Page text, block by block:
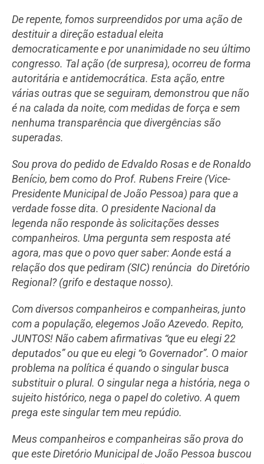
De repente, fomos surpreendidos por uma ação de
destituir a direção estadual eleita
democraticamente e por unanimidade no seu último
congresso. Tal ação (de surpresa), ocorreu de forma
autoritária e antidemocrática. Esta ação, entre
várias outras que se seguiram, demonstrou que não
é na calada da noite, com medidas de força e sem
nenhuma transparência que divergências são
superadas.
Sou prova do pedido de Edvaldo Rosas e de Ronaldo
Benício, bem como do Prof. Rubens Freire (Vice-
Presidente Municipal de João Pessoa) para que a
verdade fosse dita. O presidente Nacional da
legenda não responde às solicitações desses
companheiros. Uma pergunta sem resposta até
agora, mas que o povo quer saber: Aonde está a
relação dos que pediram (SIC) renúncia do Diretório
Regional? (grifo e destaque nosso).
Com diversos companheiros e companheiras, junto
com a população, elegemos João Azevedo. Repito,
JUNTOS! Não cabem afirmativas “que eu elegi 22
deputados” ou que eu elegi “o Governador”. O maior
problema na política é quando o singular busca
substituir o plural. O singular nega a história, nega o
sujeito histórico, nega o papel do coletivo. A quem
prega este singular tem meu repúdio.
Meus companheiros e companheiras são prova do
que este Diretório Municipal de João Pessoa buscou